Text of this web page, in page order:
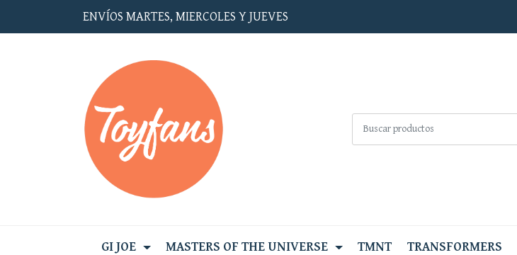
ENVÍOS MARTES, MIERCOLES Y JUEVES
GI JOE MASTERS OF THE UNIVERSE TMNT TRANSFORMERS